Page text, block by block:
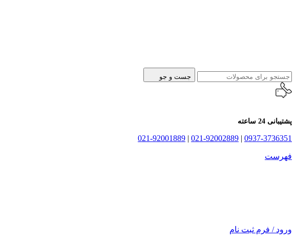
جست و جو
پشتیبانی 24 ساعته
0937-3736351
|
021-92002889
|
021-92001889
فهرست
ورود / فرم ثبت نام